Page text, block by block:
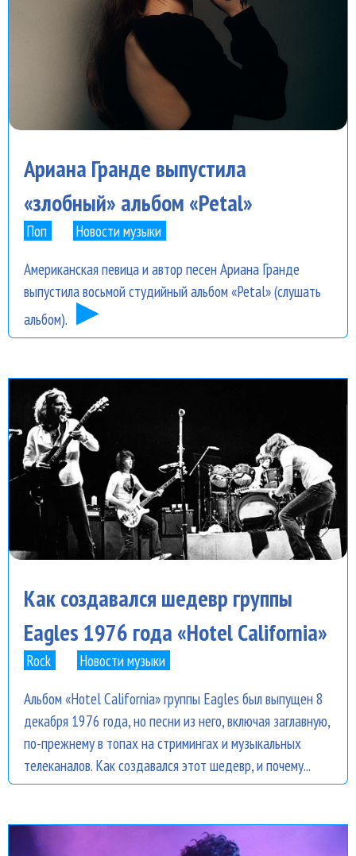
Ариана Гранде выпустила
«злобный» альбом «Petal»
Поп
Новости музыки
Американская певица и автор песен Ариана Гранде
выпустила восьмой студийный альбом «Petal» (слушать
альбом).
Как создавался шедевр группы
Eagles 1976 года «Hotel California»
Rock
Новости музыки
Альбом «Hotel California» группы Eagles был выпущен 8
декабря 1976 года, но песни из него, включая заглавную,
по-прежнему в топах на стримингах и музыкальных
телеканалов. Как создавался этот шедевр, и почему...